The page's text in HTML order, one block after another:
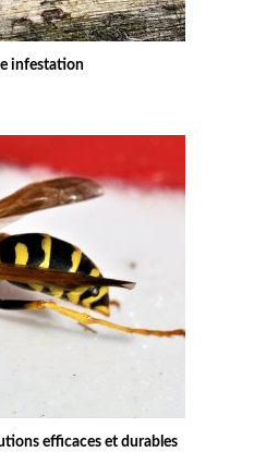
infestation
efficaces et durables